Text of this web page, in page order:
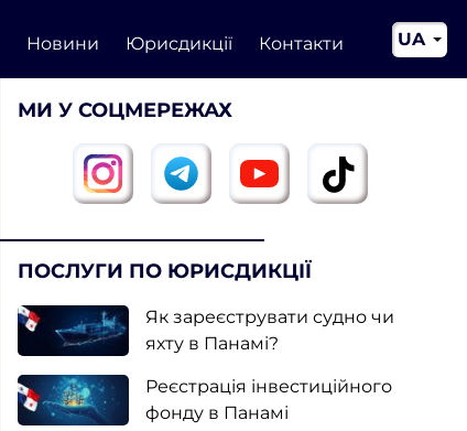
Новини Юрисдикції Контакти
UA
EN
МИ У СОЦМЕРЕЖАХ
ПОСЛУГИ ПО ЮРИСДИКЦІЇ
Як зареєструвати судно чи
яхту в Панамі?
Реєстрація інвестиційного
фонду в Панамі